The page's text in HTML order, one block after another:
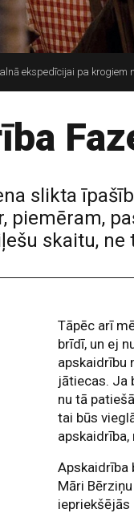
ekspedīcijai pa
slikta
piemēram,
skaitu,
Tāpēc arī
brīdī, un ej
apskaidrību
jātiecas. Ja
nu tā
tai būs
Apskaidrība
Māri